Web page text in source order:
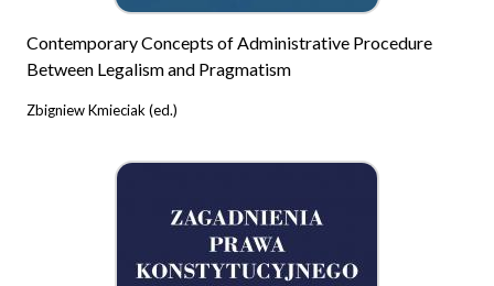
Contemporary Concepts of Administrative Procedure
Between Legalism and Pragmatism
Zbigniew Kmieciak (ed.)